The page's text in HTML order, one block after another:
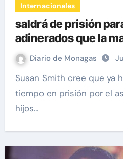
Internacionales
saldrá de prisión
adinerados que la
Diario de Monagas
Susan Smith cree que ya ha cumplido suficiente
tiempo en prisión por el
hijos…